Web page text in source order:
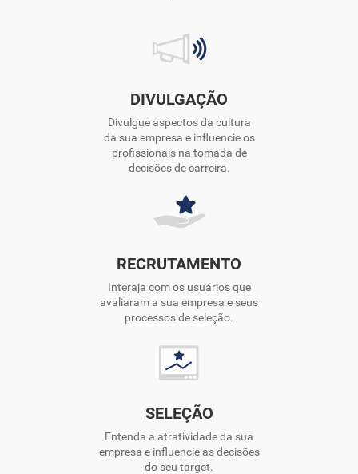
DIVULGAÇÃO
Divulgue aspectos da cultura
da sua empresa e influencie os
profissionais na tomada de
decisões de carreira.
RECRUTAMENTO
Interaja com os usuários que
avaliaram a sua empresa e seus
processos de seleção.
SELEÇÃO
Entenda a atratividade da sua
empresa e influencie as decisões
do seu target.